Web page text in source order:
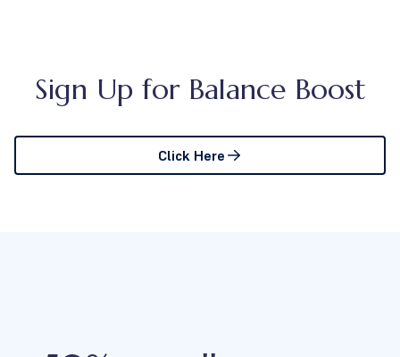
Sign Up for Balance Boost
Click Here